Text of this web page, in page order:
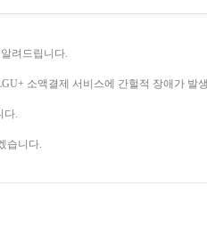
려드립니다.
소액결제 서비스에 간헐적 장애가 발
다.
습니다.